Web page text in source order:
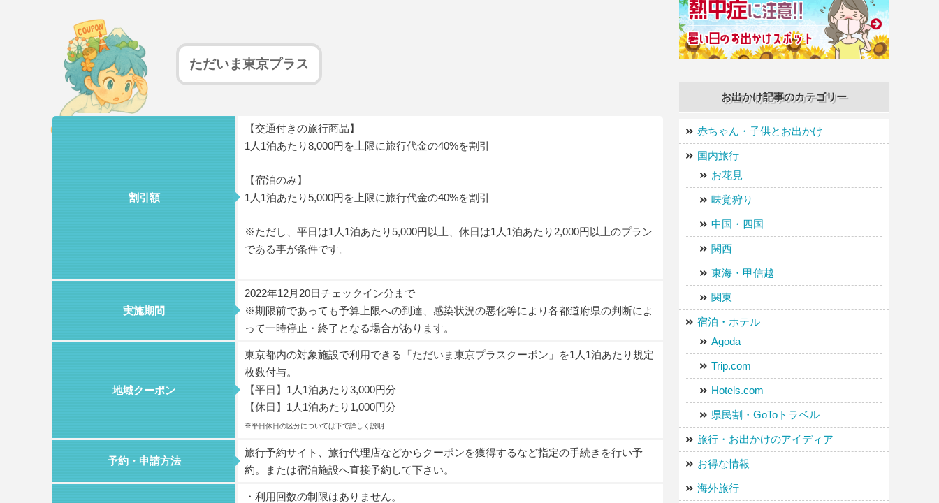
ただいま東京プラス
割引額
【交通付きの旅行商品】
1人1泊あたり8,000円を上限に旅行代金の40%を割引
【宿泊のみ】
1人1泊あたり5,000円を上限に旅行代金の40%を割引
※ただし、平日は1人1泊あたり5,000円以上、休日は1人1泊あたり2,000円以上のプラン
である事が条件です。
実施期間
2022年12月20日チェックイン分まで
※期限前であっても予算上限への到達、感染状況の悪化等により各都道府県の判断によ
って一時停止・終了となる場合があります。
地域クーポン
東京都内の対象施設で利用できる「ただいま東京プラスクーポン」を1人1泊あたり規定
枚数付与。
【平日】1人1泊あたり3,000円分
【休日】1人1泊あたり1,000円分
※平日休日の区分については下で詳しく説明
予約・申請方法
旅行予約サイト、旅行代理店などからクーポンを獲得するなど指定の手続きを行い予
約。または宿泊施設へ直接予約して下さい。
・利用回数の制限はありません。
お出かけ記事のカテゴリー
赤ちゃん・子供とお出かけ
国内旅行
お花見
味覚狩り
中国・四国
関西
東海・甲信越
関東
宿泊・ホテル
Agoda
Trip.com
Hotels.com
県民割・GoToトラベル
旅行・お出かけのアイディア
お得な情報
海外旅行